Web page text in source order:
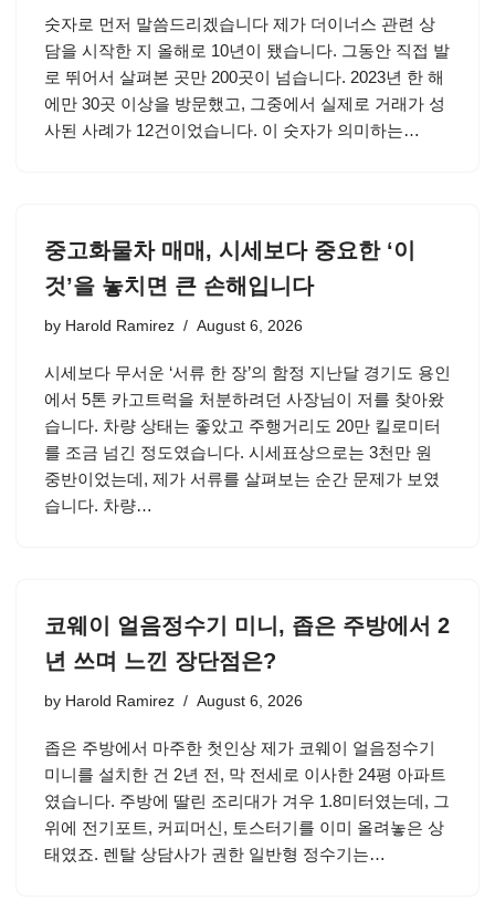
숫자로 먼저 말씀드리겠습니다 제가 더이너스 관련 상
담을 시작한 지 올해로 10년이 됐습니다. 그동안 직접 발
로 뛰어서 살펴본 곳만 200곳이 넘습니다. 2023년 한 해
에만 30곳 이상을 방문했고, 그중에서 실제로 거래가 성
사된 사례가 12건이었습니다. 이 숫자가 의미하는…
중고화물차 매매, 시세보다 중요한 ‘이
것’을 놓치면 큰 손해입니다
by Harold Ramirez August 6, 2026
시세보다 무서운 ‘서류 한 장’의 함정 지난달 경기도 용인
에서 5톤 카고트럭을 처분하려던 사장님이 저를 찾아왔
습니다. 차량 상태는 좋았고 주행거리도 20만 킬로미터
를 조금 넘긴 정도였습니다. 시세표상으로는 3천만 원
중반이었는데, 제가 서류를 살펴보는 순간 문제가 보였
습니다. 차량…
코웨이 얼음정수기 미니, 좁은 주방에서 2
년 쓰며 느낀 장단점은?
by Harold Ramirez August 6, 2026
좁은 주방에서 마주한 첫인상 제가 코웨이 얼음정수기
미니를 설치한 건 2년 전, 막 전세로 이사한 24평 아파트
였습니다. 주방에 딸린 조리대가 겨우 1.8미터였는데, 그
위에 전기포트, 커피머신, 토스터기를 이미 올려놓은 상
태였죠. 렌탈 상담사가 권한 일반형 정수기는…